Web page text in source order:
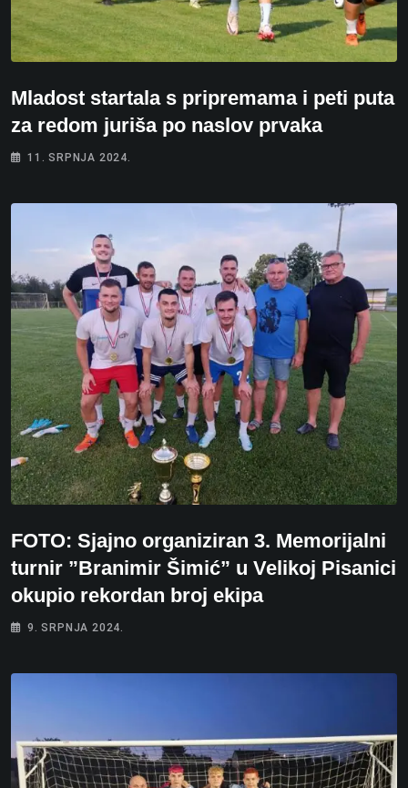
Mladost startala s pripremama i peti puta
za redom juriša po naslov prvaka
11. SRPNJA 2024.
FOTO: Sjajno organiziran 3. Memorijalni
turnir ”Branimir Šimić” u Velikoj Pisanici
okupio rekordan broj ekipa
9. SRPNJA 2024.